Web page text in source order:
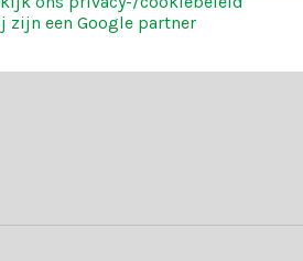
je over welke kunststof
zijn een Google partner